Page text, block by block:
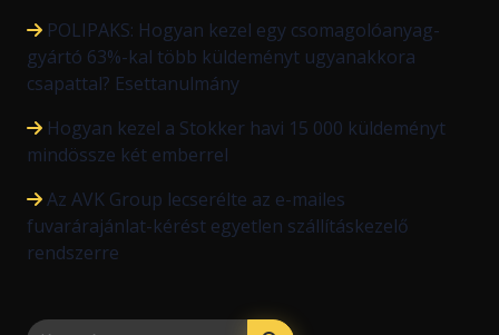
POLIPAKS: Hogyan kezel egy csomagolóanyag-
gyártó 63%-kal több küldeményt ugyanakkora
csapattal? Esettanulmány
Hogyan kezel a Stokker havi 15 000 küldeményt
mindössze két emberrel
Az AVK Group lecserélte az e-mailes
fuvarárajánlat-kérést egyetlen szállításkezelő
rendszerre